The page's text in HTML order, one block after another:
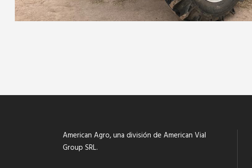
American Agro, una división de American Vial
Group SRL.